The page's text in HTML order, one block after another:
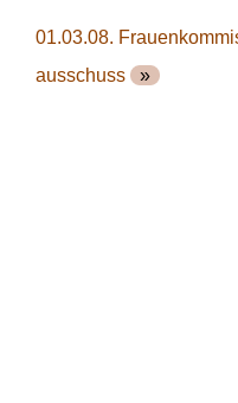
01.03.08.
ausschuss »